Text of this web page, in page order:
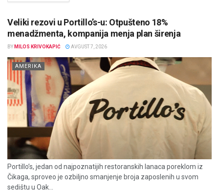
Veliki rezovi u Portillo’s-u: Otpušteno 18%
menadžmenta, kompanija menja plan širenja
BY MILOS KRIVOKAPIĆ AVGUST 7, 2026
AMERIKA
Portillo’s, jedan od najpoznatijih restoranskih lanaca poreklom iz
Čikaga, sproveo je ozbiljno smanjenje broja zaposlenih u svom
sedištu u Oak...